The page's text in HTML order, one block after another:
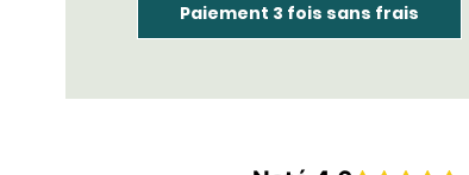
Paiement 3 fois sans frais